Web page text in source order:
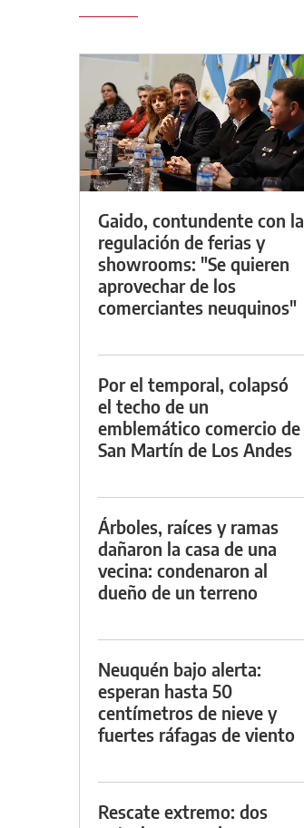
Gaido, contundente con la
regulación de ferias y
showrooms: "Se quieren
aprovechar de los
comerciantes neuquinos"
Por el temporal, colapsó
el techo de un
emblemático comercio de
San Martín de Los Andes
Árboles, raíces y ramas
dañaron la casa de una
vecina: condenaron al
dueño de un terreno
Neuquén bajo alerta:
esperan hasta 50
centímetros de nieve y
fuertes ráfagas de viento
Rescate extremo: dos